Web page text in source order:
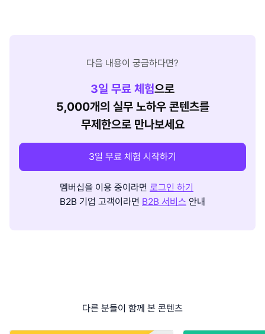
다음 내용이 궁금하다면?
3일 무료 체험으로
5,000개의 실무 노하우 콘텐츠를
무제한으로 만나보세요
3일 무료 체험 시작하기
멤버십을 이용 중이라면 로그인 하기
B2B 기업 고객이라면 B2B 서비스 안내
다른 분들이 함께 본 콘텐츠